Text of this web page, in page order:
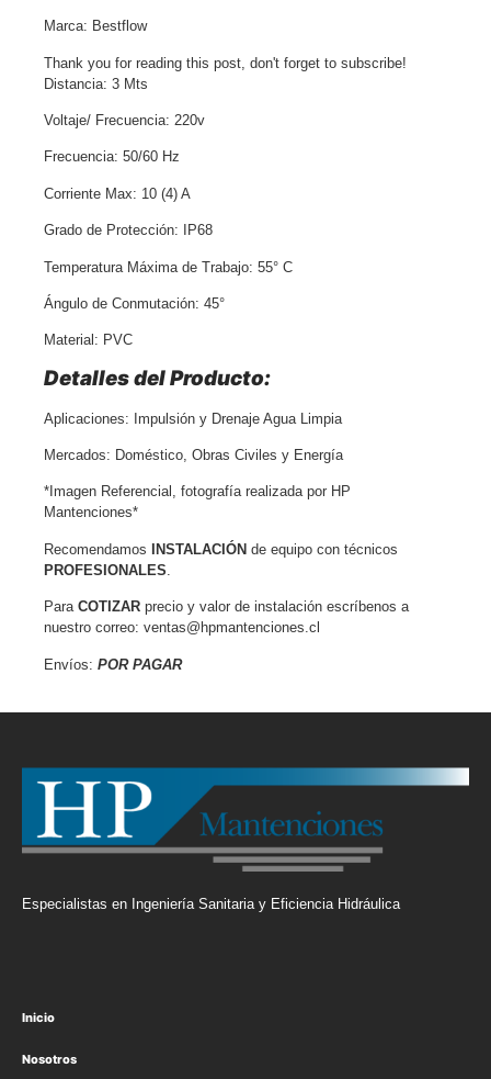
Marca: Bestflow
Thank you for reading this post, don't forget to subscribe!
Distancia: 3 Mts
Voltaje/ Frecuencia: 220v
Frecuencia: 50/60 Hz
Corriente Max: 10 (4) A
Grado de Protección: IP68
Temperatura Máxima de Trabajo: 55° C
Ángulo de Conmutación: 45°
Material: PVC
Detalles del Producto:
Aplicaciones: Impulsión y Drenaje Agua Limpia
Mercados: Doméstico, Obras Civiles y Energía
*Imagen Referencial, fotografía realizada por HP
Mantenciones*
Recomendamos INSTALACIÓN de equipo con técnicos
PROFESIONALES
Para COTIZAR precio y valor de instalación escríbenos a
nuestro correo: ventas@hpmantenciones.cl
Envíos: POR PAGAR
Especialistas en Ingeniería Sanitaria y Eficiencia Hidráulica
Inicio
Nosotros